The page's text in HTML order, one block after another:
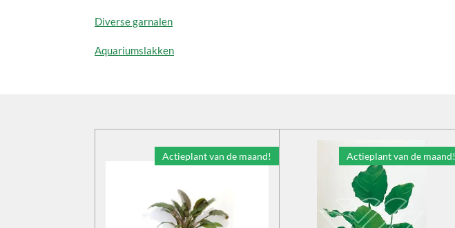
Diverse garnalen
Aquariumslakken
Actieplant van de maand! Actieplant van de maand!